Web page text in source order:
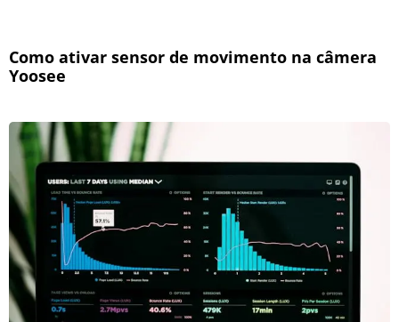
Como ativar sensor de movimento na câmera
Yoosee